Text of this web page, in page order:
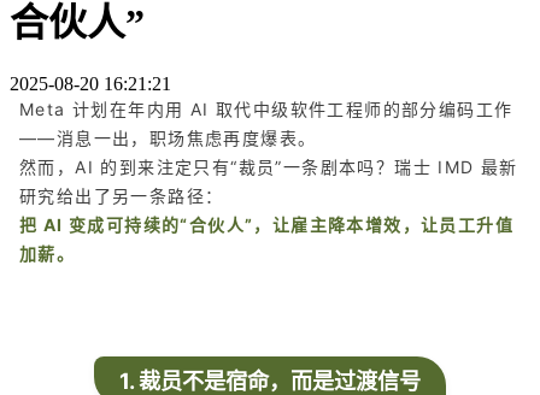
合伙人”
2025-08-20 16:21:21
Meta 计划在年内用 AI 取代中级软件工程师的部分编码工作
——消息一出，职场焦虑再度爆表。
然而，AI 的到来注定只有“裁员”一条剧本吗？瑞士 IMD 最新
研究给出了另一条路径：
把 AI 变成可持续的“合伙人”，让雇主降本增效，让员工升值
加薪。
1. 裁员不是宿命，而是过渡信号